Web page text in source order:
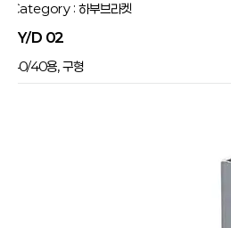
: 하부브라켓
D 02
40용, 구형